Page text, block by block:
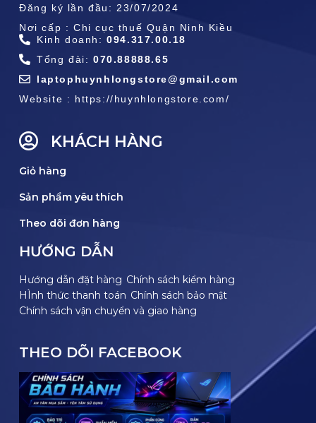
Đăng ký lần đầu: 23/07/2024
Nơi cấp : Chi cục thuế Quận Ninh Kiều
Kinh doanh:094.317.00.18
Tổng đài: 070.88888.65
laptophuynhlongstore@gmail.com
Website : https://huynhlongstore.com/
KHÁCH HÀNG
Giỏ hàng
Sản phẩm yêu thích
Theo dõi đơn hàng
HƯỚNG DẪN
Hướng dẫn đặt hàng Chính sách kiểm hàng
HÌnh thức thanh toán Chính sách bảo mật
Chính sách vận chuyển và giao hàng
THEO DÕI FACEBOOK